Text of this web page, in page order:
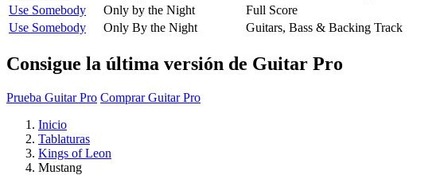
Use Somebody
Only by the Night
Full Score
Use Somebody
Only By the Night Guitars, Bass & Backing Track
Consigue la última versión de Guitar Pro
Prueba Guitar Pro Comprar Guitar Pro
Inicio
Tablaturas
Kings of Leon
Mustang